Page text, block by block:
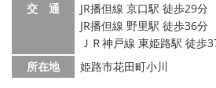
交 通
JR播但線 京口駅 徒歩29分
JR播但線 野里駅 徒歩36分
ＪＲ神戸線 東姫路駅 徒歩
所在地
姫路市花田町小川